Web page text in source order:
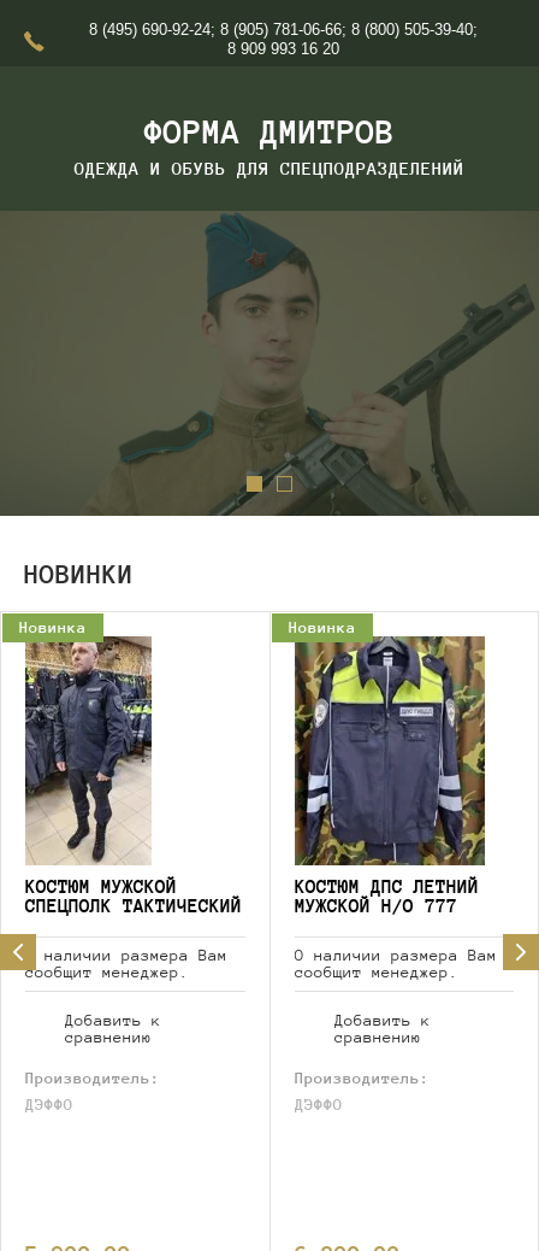
8 (495) 690-92-24; 8 (905) 781-06-66; 8 (800) 505-39-40;
8 909 993 16 20
ФОРМА ДМИТРОВ
ОДЕЖДА И ОБУВЬ ДЛЯ СПЕЦПОДРАЗДЕЛЕНИЙ
НОВИНКИ
Новинка
КОСТЮМ МУЖСКОЙ
СПЕЦПОЛК ТАКТИЧЕСКИЙ
О наличии размера Вам
сообщит менеджер.
Добавить к
сравнению
Производитель:
ДЭФФО
Новинка
КОСТЮМ ДПС ЛЕТНИЙ
МУЖСКОЙ Н/О 777
О наличии размера Вам
сообщит менеджер.
Добавить к
сравнению
Производитель:
ДЭФФО